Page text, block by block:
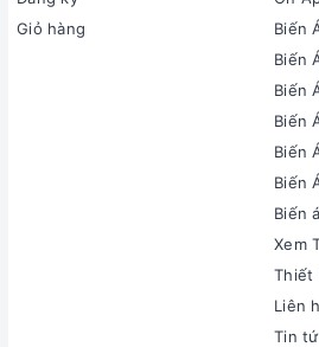
Giỏ hàng
Biến
Biến
Biến
Biến
Biến
Biến
Biến
Xem
Thiết
Liên
Tin